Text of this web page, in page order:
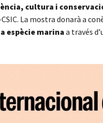
cultura i
La mostra donarà a
espècie marinaa través